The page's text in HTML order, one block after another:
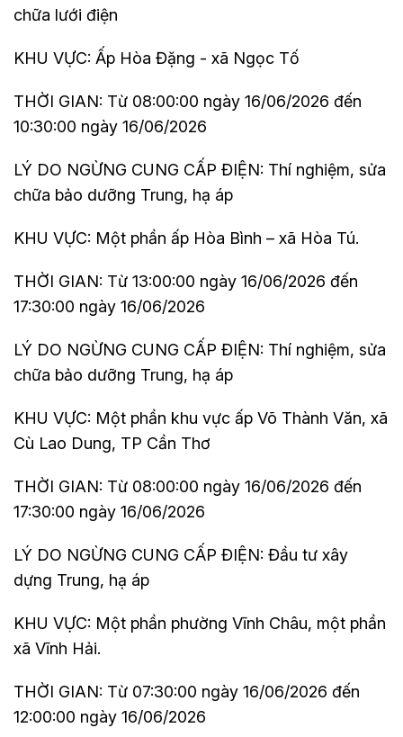
chữa lưới điện
KHU VỰC: Ấp Hòa Đặng - xã Ngọc Tố
THỜI GIAN: Từ 08:00:00 ngày 16/06/2026 đến
10:30:00 ngày 16/06/2026
LÝ DO NGỪNG CUNG CẤP ĐIỆN: Thí nghiệm, sửa
chữa bảo dưỡng Trung, hạ áp
KHU VỰC: Một phần ấp Hòa Bình – xã Hòa Tú.
THỜI GIAN: Từ 13:00:00 ngày 16/06/2026 đến
17:30:00 ngày 16/06/2026
LÝ DO NGỪNG CUNG CẤP ĐIỆN: Thí nghiệm, sửa
chữa bảo dưỡng Trung, hạ áp
KHU VỰC: Một phần khu vực ấp Võ Thành Văn, xã
Cù Lao Dung, TP Cần Thơ
THỜI GIAN: Từ 08:00:00 ngày 16/06/2026 đến
17:30:00 ngày 16/06/2026
LÝ DO NGỪNG CUNG CẤP ĐIỆN: Đầu tư xây
dựng Trung, hạ áp
KHU VỰC: Một phần phường Vĩnh Châu, một phần
xã Vĩnh Hải.
THỜI GIAN: Từ 07:30:00 ngày 16/06/2026 đến
12:00:00 ngày 16/06/2026